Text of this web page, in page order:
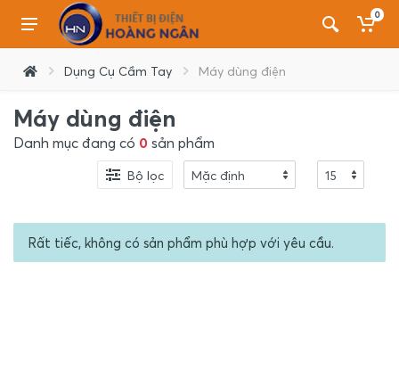
0
Dụng Cụ Cầm Tay Máy dùng điện
Máy dùng điện
Danh mục đang có 0 sản phẩm
Bộ lọc
Rất tiếc, không có sản phẩm phù hợp với yêu cầu.